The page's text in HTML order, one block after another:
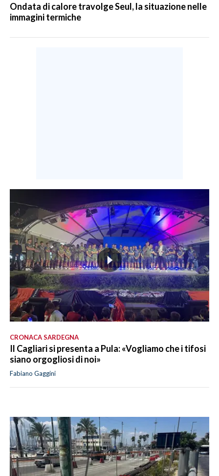
Ondata di calore travolge Seul, la situazione nelle
immagini termiche
CRONACA SARDEGNA
Il Cagliari si presenta a Pula: «Vogliamo che i tifosi
siano orgogliosi di noi»
Fabiano Gaggini